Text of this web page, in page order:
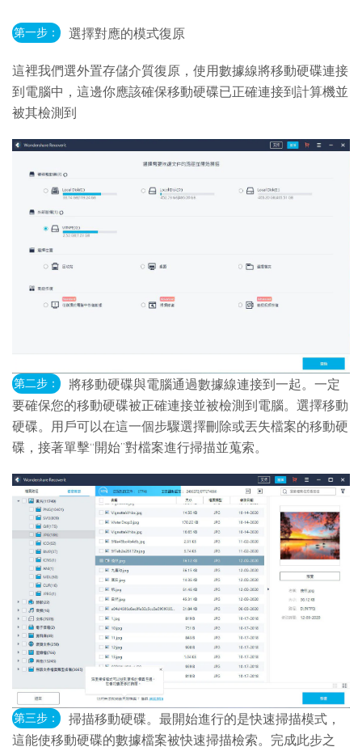
第一步： 選擇對應的模式復原
這裡我們選外置存儲介質復原，使用數據線將移動硬碟連接
到電腦中，這邊你應該確保移動硬碟已正確連接到計算機並
被其檢測到
第二步：
將移動硬碟與電腦通過數據線連接到一起。一定
要確保您的移動硬碟被正確連接並被檢測到電腦。選擇移動
硬碟。用戶可以在這一個步驟選擇刪除或丟失檔案的移動硬
碟，接著單擊“開始”對檔案進行掃描並蒐索。
第三步：
掃描移動硬碟。最開始進行的是快速掃描模式，
這能使移動硬碟的數據檔案被快速掃描檢索。完成此步之